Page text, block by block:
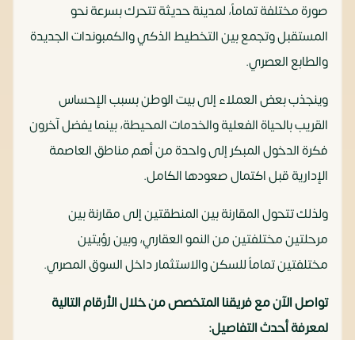
صورة مختلفة تماماً، لمدينة حديثة تتحرك بسرعة نحو
المستقبل وتجمع بين التخطيط الذكي والكمبوندات الجديدة
والطابع العصري.
وينجذب بعض العملاء إلى بيت الوطن بسبب الإحساس
القريب بالحياة الفعلية والخدمات المحيطة، بينما يفضل آخرون
فكرة الدخول المبكر إلى واحدة من أهم مناطق العاصمة
الإدارية قبل اكتمال صعودها الكامل.
ولذلك تتحول المقارنة بين المنطقتين إلى مقارنة بين
مرحلتين مختلفتين من النمو العقاري، وبين رؤيتين
مختلفتين تماماً للسكن والاستثمار داخل السوق المصري.
تواصل الآن مع فريقنا المتخصص من خلال الأرقام التالية
لمعرفة أحدث التفاصيل: